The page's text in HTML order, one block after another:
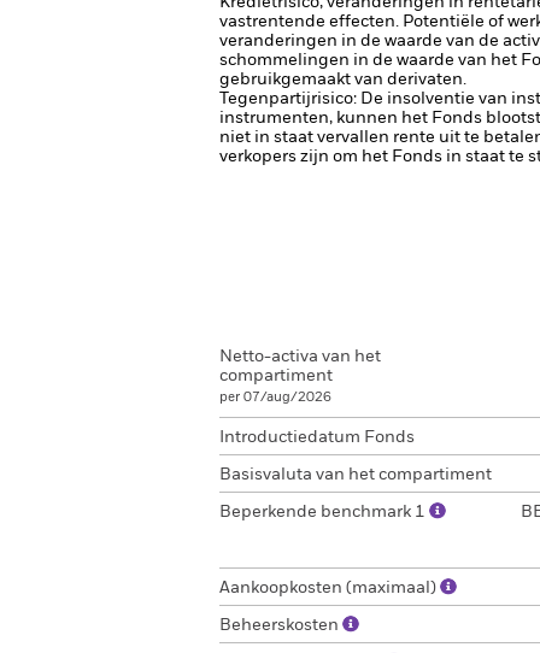
vastrentende effecten. Potentiële of
veranderingen in de waarde van de
schommelingen in de waarde van het
gebruikgemaakt van derivaten.
Tegenpartijrisico: De insolventie van
instrumenten, kunnen het Fonds
niet in staat vervallen rente uit te
verkopers zijn om het Fonds in staat te
Netto-activa van het
compartiment
per 07/aug/2026
Introductiedatum Fonds
Basisvaluta van het compartiment
Beperkende benchmark 1
Aankoopkosten (maximaal)
Beheerskosten